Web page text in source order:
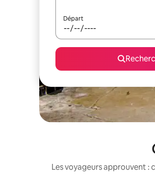
Départ
Les voyageurs approuvent :